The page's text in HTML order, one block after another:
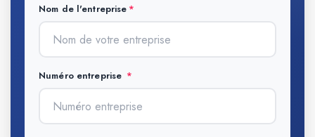
Nom de l'entreprise
Numéro entreprise